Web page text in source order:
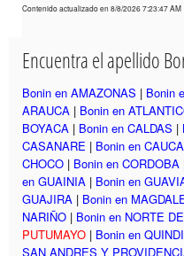
Contenido actualizado en 8/8/2026 7:23:47 AM
Encuentra el apellido
Bonin en AMAZONAS | Bonin
ARAUCA | Bonin en
BOYACA | Bonin en CALDAS |
CASANARE | Bonin en CAUCA
CHOCO | Bonin en CORDOBA
en GUAINIA | Bonin en
GUAJIRA | Bonin en
NARIÑO | Bonin en NORTE
PUTUMAYO | Bonin en
SAN ANDRES Y